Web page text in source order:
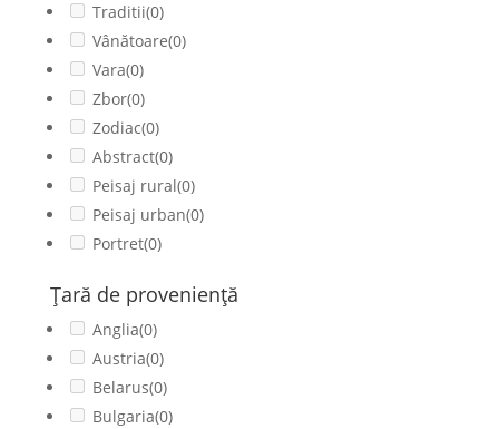
Traditii(0)
Vânătoare(0)
Vara(0)
Zbor(0)
Zodiac(0)
Abstract(0)
Peisaj rural(0)
Peisaj urban(0)
Portret(0)
Ţară de provenienţă
Anglia(0)
Austria(0)
Belarus(0)
Bulgaria(0)